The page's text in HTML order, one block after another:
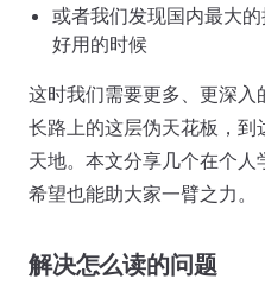
或者我们发现国内最大
好用的时候
这时我们需要更多、更深
长路上的这层伪天花板，
天地。本文分享几个在个人
希望也能助大家一臂之力。
解决怎么读的问题